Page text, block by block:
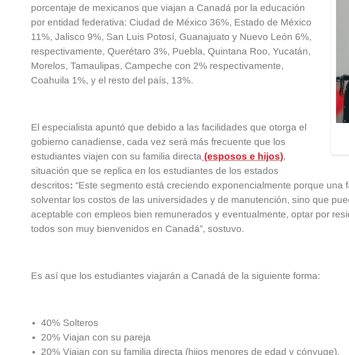
porcentaje de mexicanos que viajan a Canadá por la educación
por entidad federativa: Ciudad de México 36%, Estado de México
11%, Jalisco 9%, San Luis Potosí, Guanajuato y Nuevo León 6%,
respectivamente, Querétaro 3%, Puebla, Quintana Roo, Yucatán,
Morelos, Tamaulipas, Campeche con 2% respectivamente,
Coahuila 1%, y el resto del país, 13%.
El especialista apuntó que debido a las facilidades que otorga el
gobierno canadiense, cada vez será más frecuente que los
estudiantes viajen con su familia directa (esposos e hijos),
situación que se replica en los estudiantes de los estados
descritos: “Este segmento está creciendo exponencialmente porque una
solventar los costos de las universidades y de manutención, sino que
aceptable con empleos bien remunerados y eventualmente, optar por
todos son muy bienvenidos en Canadá”, sostuvo.
Es así que los estudiantes viajarán a Canadá de la siguiente forma:
40% Solteros
20% Viajan con su pareja
20% Viajan con su familia directa (hijos menores de edad y cónyuge).